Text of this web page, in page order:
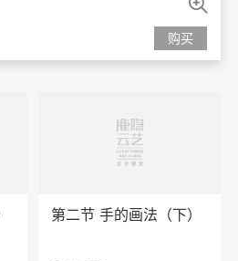
购买
第二节 手的画法（下）